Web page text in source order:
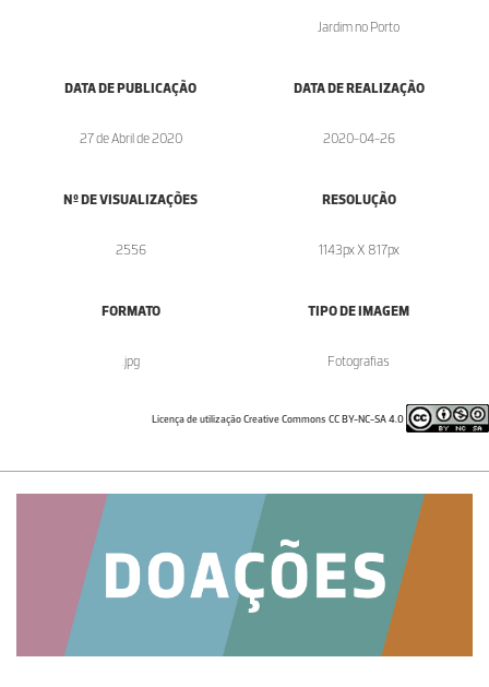
Jardim no Porto
DATA DE PUBLICAÇÃO
27 de Abril de 2020
DATA DE REALIZAÇÃO
2020-04-26
Nº DE VISUALIZAÇÕES
2556
RESOLUÇÃO
1143px X 817px
FORMATO
.jpg
TIPO DE IMAGEM
Fotografias
Licença de utilização Creative Commons CC BY-NC-SA 4.0